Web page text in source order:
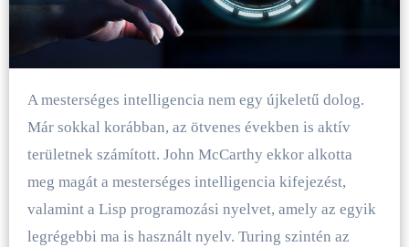
A mesterséges intelligencia nem egy újkeletű dolog.
Már sokkal korábban, az ötvenes években is aktív
területnek számított. John McCarthy ekkor alkotta
meg magát a mesterséges intelligencia kifejezést,
valamint a Lisp programozási nyelvet, amely az egyik
legrégebbi ma is használt nyelv. Turing szintén az